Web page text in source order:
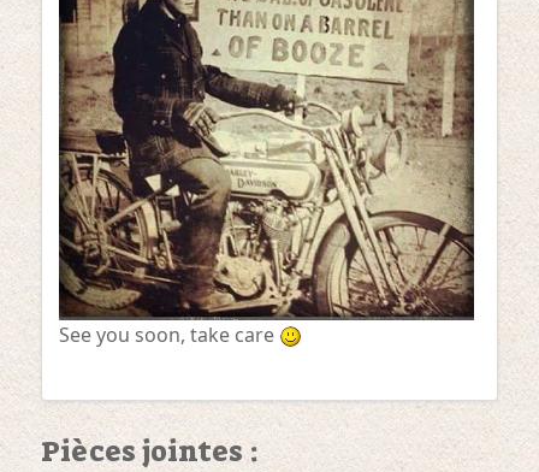
See you soon, take care
Pièces jointes :